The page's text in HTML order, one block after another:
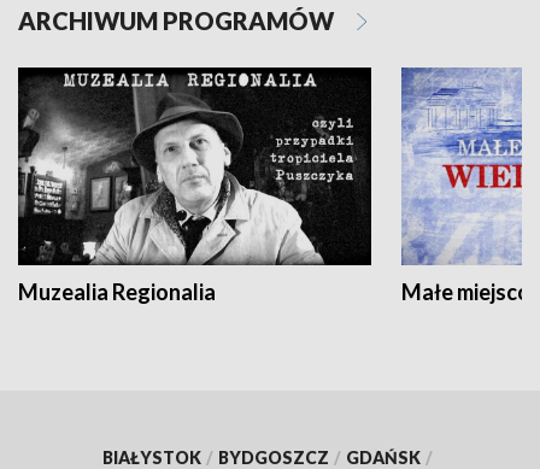
ARCHIWUM PROGRAMÓW
Muzealia Regionalia Małe
BIAŁYSTOK / BYDGOSZCZ / GDAŃSK /